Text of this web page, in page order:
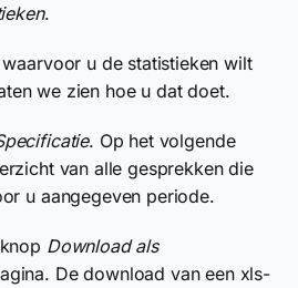
.
u de statistieken wilt
we zien hoe u dat doet.
. Op het volgende
van alle gesprekken die
u aangegeven periode.
Download als
De download van een xls-